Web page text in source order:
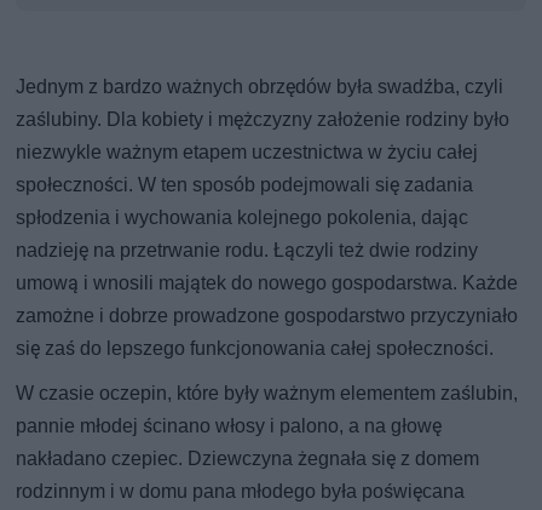
Jednym z bardzo ważnych obrzędów była swadźba, czyli
zaślubiny. Dla kobiety i mężczyzny założenie rodziny było
niezwykle ważnym etapem uczestnictwa w życiu całej
społeczności. W ten sposób podejmowali się zadania
spłodzenia i wychowania kolejnego pokolenia, dając
nadzieję na przetrwanie rodu. Łączyli też dwie rodziny
umową i wnosili majątek do nowego gospodarstwa. Każde
zamożne i dobrze prowadzone gospodarstwo przyczyniało
się zaś do lepszego funkcjonowania całej społeczności.
W czasie oczepin, które były ważnym elementem zaślubin,
pannie młodej ścinano włosy i palono, a na głowę
nakładano czepiec. Dziewczyna żegnała się z domem
rodzinnym i w domu pana młodego była poświęcana